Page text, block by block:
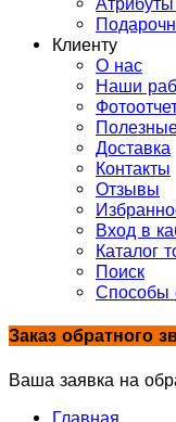
Клиенту
О нас
Наши
Доставка
Контакты
Отзывы
Вход в
Каталог
Поиск
Способы
Заказ обратного
Ваша заявка на
Главная